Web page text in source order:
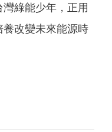
綠能少年，正用
改變未來能源時